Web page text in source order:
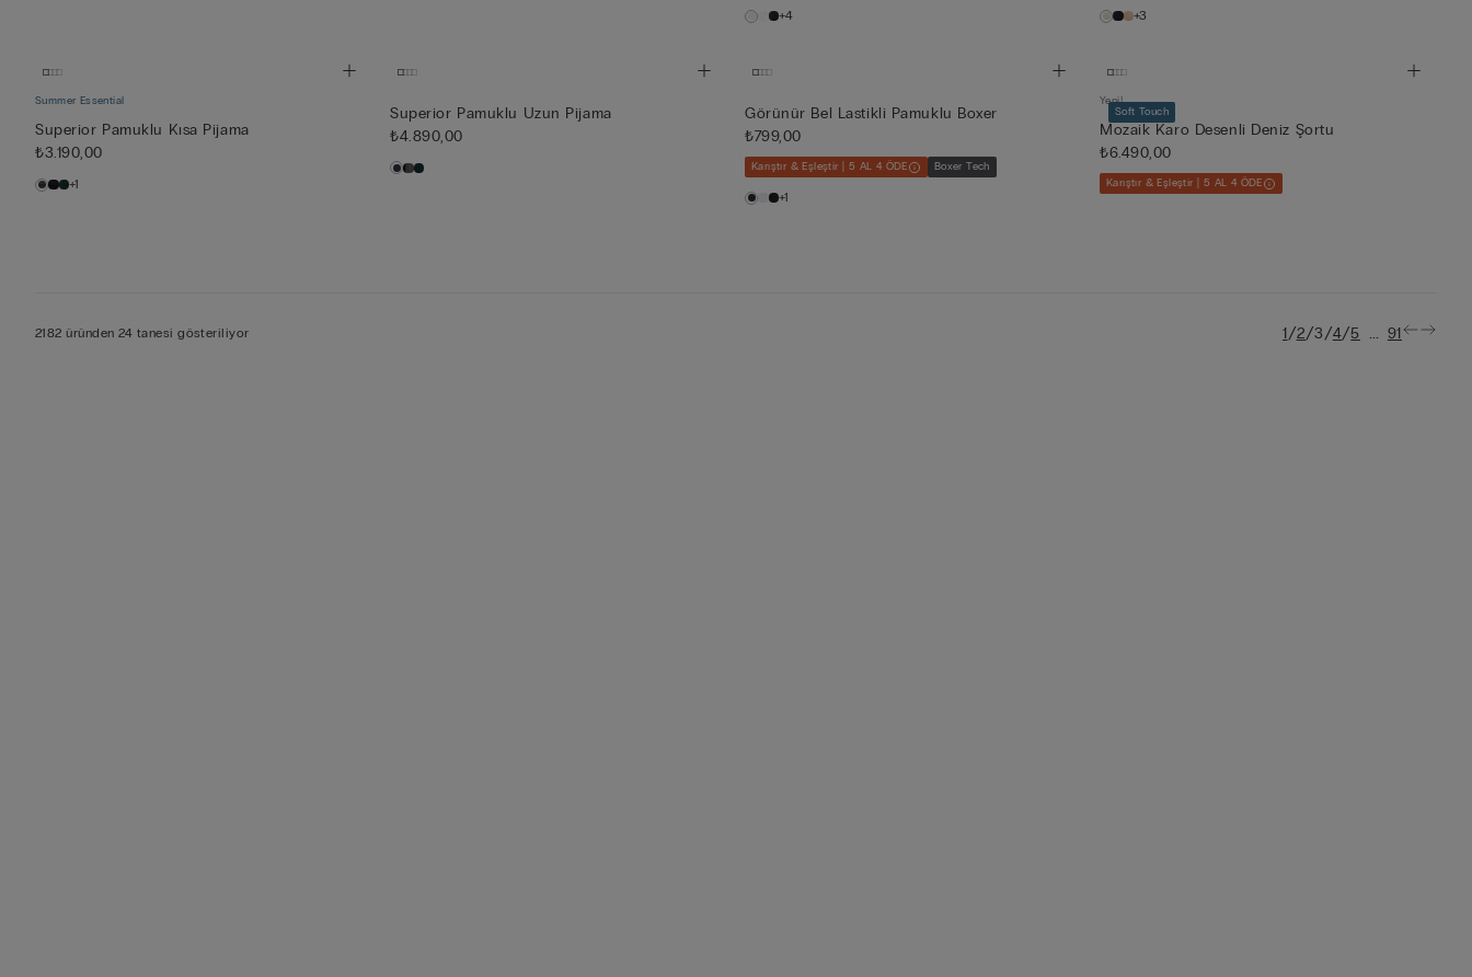
+4 +3
Summer Essential
Superior Pamuklu Kısa Pijama
₺3.190,00
+1
Superior Pamuklu Uzun Pijama
₺4.890,00
Görünür Bel Lastikli Pamuklu Boxer
₺799,00
Karıştır & Eşleştir | 5 AL 4 ÖDE Boxer Tech
+1
Soft Touch
Yeni!
Mozaik Karo Desenli Deniz Şortu
₺6.490,00
Karıştır & Eşleştir | 5 AL 4 ÖDE
2182 üründen 24 tanesi gösteriliyor 1/2/3/4/5 ... 91